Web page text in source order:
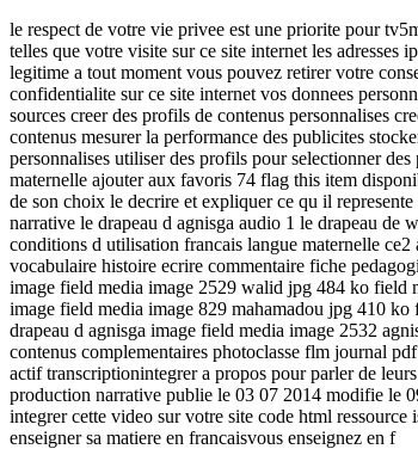
le respect de votre vie privee est une priorite pour
telles que votre visite sur ce site internet les adresses
legitime a tout moment vous pouvez retirer votre
confidentialite sur ce site internet vos donnees
sources creer des profils de contenus personnalises
contenus mesurer la performance des publicites
personnalises utiliser des profils pour selectionner
maternelle ajouter aux favoris 74 flag this item
de son choix le decrire et expliquer ce qu il
narrative le drapeau d agnisga audio 1 le drapeau de
conditions d utilisation francais langue maternelle
vocabulaire histoire ecrire commentaire fiche
image field media image 2529 walid jpg 484 ko field
image field media image 829 mahamadou jpg 410
drapeau d agnisga image field media image 2532
contenus complementaires photoclasse flm journal
actif transcriptionintegrer a propos pour parler de
production narrative publie le 03 07 2014 modifie le
integrer cette video sur votre site code html
enseigner sa matiere en francaisvous enseignez en f